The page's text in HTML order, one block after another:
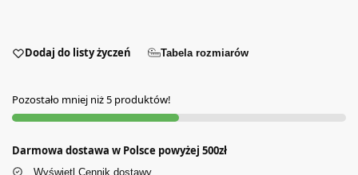
Dodaj do listy życzeń Tabela rozmiarów
Pozostało mniej niż 5 produktów!
Darmowa dostawa w Polsce powyżej 500zł
Wyświetl Cennik dostawy